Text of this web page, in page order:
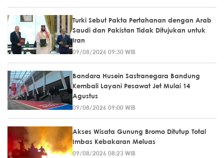
Turki Sebut Pakta Pertahanan dengan Arab
Saudi dan Pakistan Tidak Ditujukan untuk
Iran
09/08/2026 09:30 WIB
Bandara Husein Sastranegara Bandung
Kembali Layani Pesawat Jet Mulai 14
Agustus
09/08/2026 09:00 WIB
Akses Wisata Gunung Bromo Ditutup Total
Imbas Kebakaran Meluas
09/08/2026 08:23 WIB